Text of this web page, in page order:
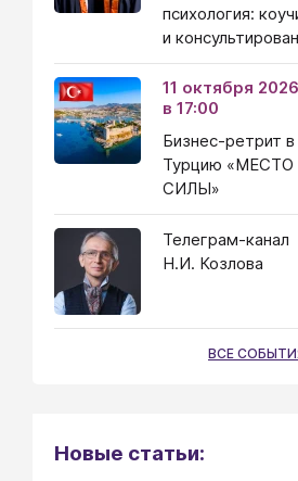
психология:
и
11 октября 2026
в 17:00
Бизнес-ретрит в
Турцию «МЕСТО
СИЛЫ»
Телеграм-канал
Н.И. Козлова
ВСЕ
Новые статьи: